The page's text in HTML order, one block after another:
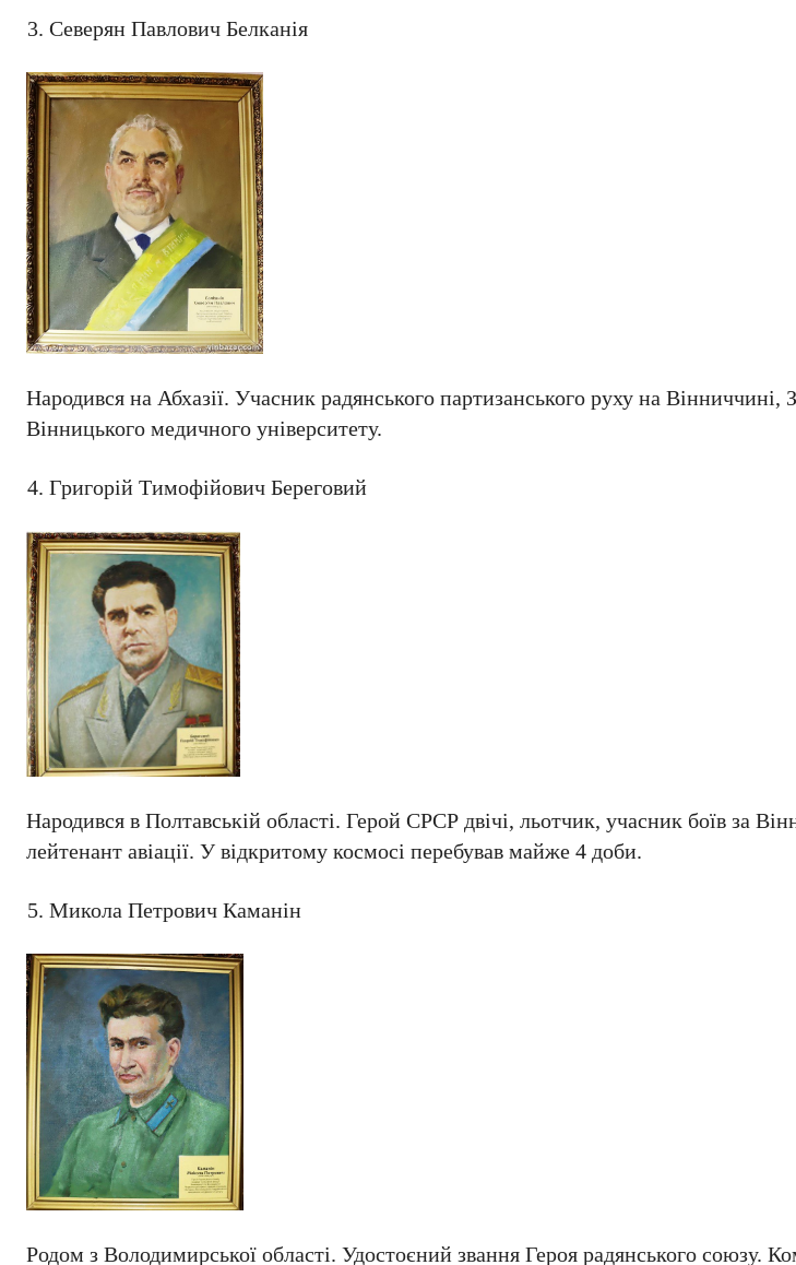
Северян Павлович Белканія
Народився на Абхазії. Учасник радянського партизанського руху на
Вінницького медичного університету.
Григорій Тимофійович Береговий
Народився в Полтавській області. Герой СРСР двічі, льотчик, учасник боїв за
лейтенант авіації. У відкритому космосі перебував майже 4 доби.
Микола Петрович Каманін
Родом з Володимирської області. Удостоєний звання Героя радянського союзу.